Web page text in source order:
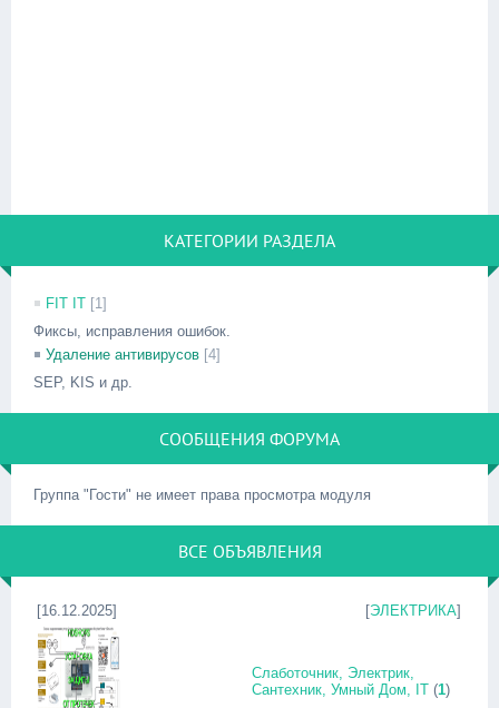
КАТЕГОРИИ РАЗДЕЛА
FIT IT [1]
Фиксы, исправления ошибок.
Удаление антивирусов [4]
SEP, KIS и др.
СООБЩЕНИЯ ФОРУМА
Группа "Гости" не имеет права просмотра модуля
ВСЕ ОБЪЯВЛЕНИЯ
[16.12.2025] [ЭЛЕКТРИКА]
Слаботочник, Электрик,
Сантехник, Умный Дом, IT (1)